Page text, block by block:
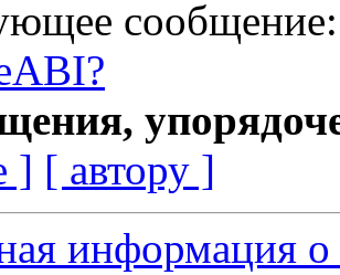
] [ автору ]
информация о